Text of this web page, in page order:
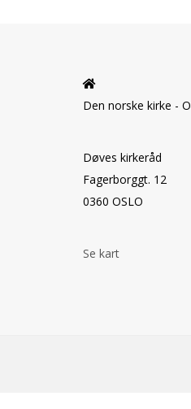
Den norske kirke -
Døves kirkeråd
Fagerborggt. 12
0360 OSLO
Se kart